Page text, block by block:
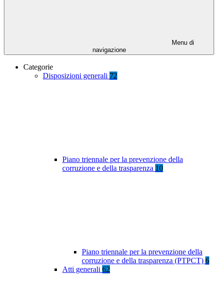
Menu di
navigazione
Categorie
Disposizioni generali 72
Piano triennale per la prevenzione della
corruzione e della trasparenza 10
Piano triennale per la prevenzione della
corruzione e della trasparenza (PTPCT) 6
Atti generali 62